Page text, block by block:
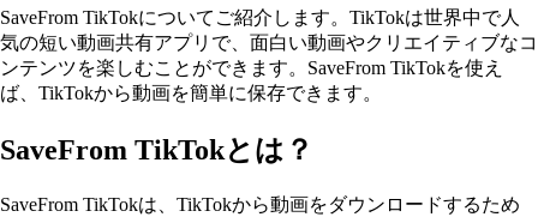
SaveFrom TikTokについてご紹介します。TikTokは世界中で人
気の短い動画共有アプリで、面白い動画やクリエイティブなコ
ンテンツを楽しむことができます。SaveFrom TikTokを使え
ば、TikTokから動画を簡単に保存できます。
SaveFrom TikTokとは？
SaveFrom TikTokは、TikTokから動画をダウンロードするため